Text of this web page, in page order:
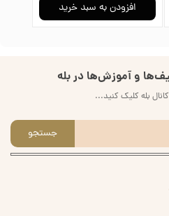
افزودن به سبد خرید
و آموزش‌ها در بله
بله کلیک کنید...
جستجو